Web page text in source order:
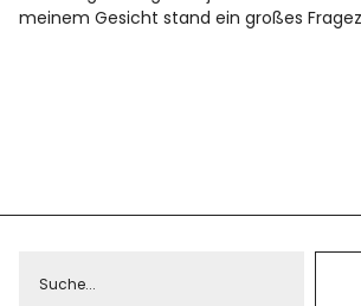
meinem Gesicht stand ein großes